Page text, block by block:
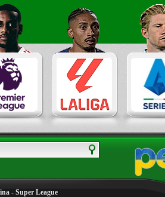
- Super League